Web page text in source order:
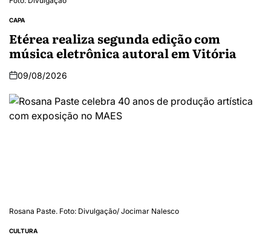
CAPA
Etérea realiza segunda edição com
música eletrônica autoral em Vitória
09/08/2026
Rosana Paste. Foto: Divulgação/ Jocimar Nalesco
CULTURA